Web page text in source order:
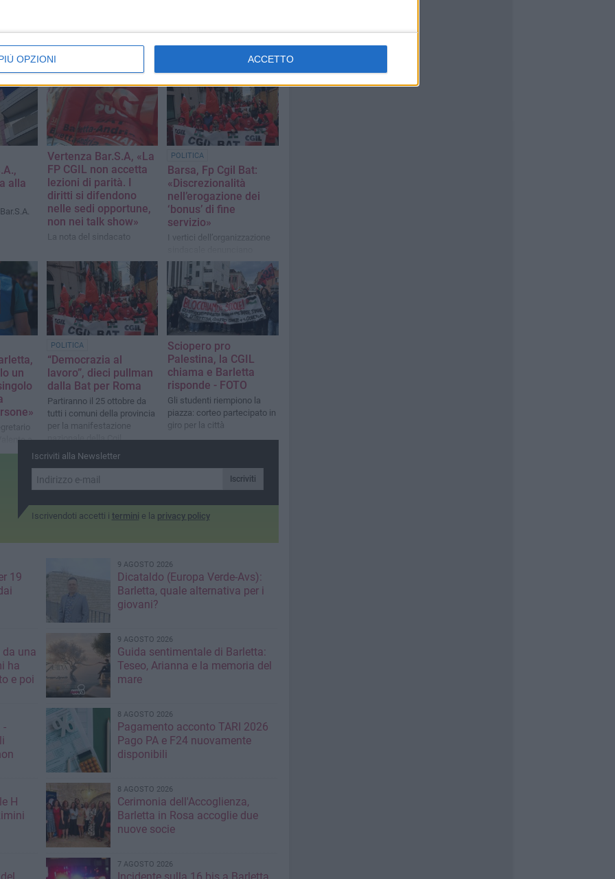
OPZIONI ACCETTO
alla
Vertenza Bar.S.A, «La
FP CGIL non accetta
lezioni di parità. I
diritti si difendono
nelle sedi opportune,
non nei talk show»
La nota del sindacato
POLITICA
Barsa, Fp Cgil Bat:
«Discrezionalità
nell’erogazione dei
‘bonus’ di fine
servizio»
I vertici dell’organizzazione
l’accaduto e chiedono
verifiche al Sindaco oltre
che un incontro urgente
all’azienda
un
a
POLITICA
“Democrazia al
lavoro”, dieci pullman
dalla Bat per Roma
Partiranno il 25 ottobre da
tutti i comuni della provincia
per la manifestazione
nazionale della Cgil
Sciopero pro
Palestina, la CGIL
chiama e Barletta
risponde - FOTO
Gli studenti riempiono la
piazza: corteo partecipato in
giro per la città
Iscriviti alla Newsletter
Iscriviti
Iscrivendoti accetti i termini e la privacy policy
19
9 AGOSTO 2026
Dicataldo (Europa Verde-Avs):
Barletta, quale alternativa per i
giovani?
da una
ha
9 AGOSTO 2026
Guida sentimentale di Barletta:
Teseo, Arianna e la memoria del
mare
-
8 AGOSTO 2026
Pagamento acconto TARI 2026
Pago PA e F24 nuovamente
disponibili
H
8 AGOSTO 2026
Cerimonia dell'Accoglienza,
Barletta in Rosa accoglie due
nuove socie
7 AGOSTO 2026